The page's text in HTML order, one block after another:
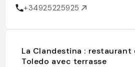
+34925225925
La Clandestina : restaurant
Toledo avec terrasse